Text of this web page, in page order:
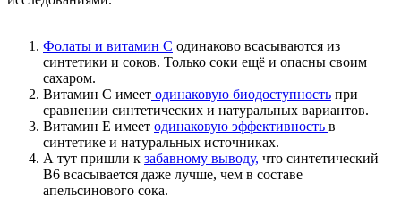
Фолаты и витамин С одинаково всасываются из
синтетики и соков. Только соки ещё и опасны своим
сахаром.
Витамин С имеет одинаковую биодоступность при
сравнении синтетических и натуральных вариантов.
Витамин Е имеет одинаковую эффективность в
синтетике и натуральных источниках.
А тут пришли к забавному выводу, что синтетический
B6 всасывается даже лучше, чем в составе
апельсинового сока.